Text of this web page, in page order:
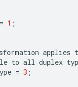
= 1 ;
applies
to all duplex
= 3 ;